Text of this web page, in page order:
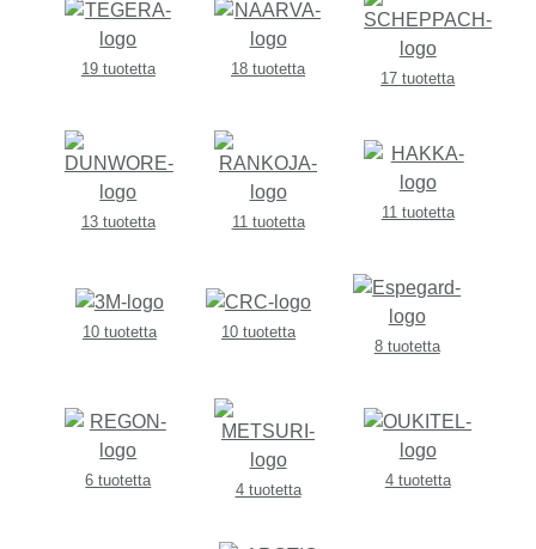
19 tuotetta 18 tuotetta
17 tuotetta
13 tuotetta 11 tuotetta
11 tuotetta
10 tuotetta
10 tuotetta
8 tuotetta
6 tuotetta
4 tuotetta
4 tuotetta